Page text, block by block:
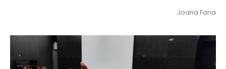
Joana Faria